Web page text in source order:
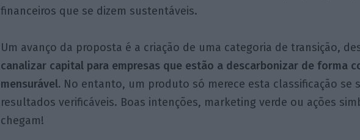
financeiros que se dizem sustentáveis.
Um avanço da proposta é a criação de uma categoria de transição,
canalizar capital para empresas que estão a descarbonizar de forma
mensurável. No entanto, um produto só merece esta classificação se
resultados verificáveis. Boas intenções, marketing verde ou ações
chegam!